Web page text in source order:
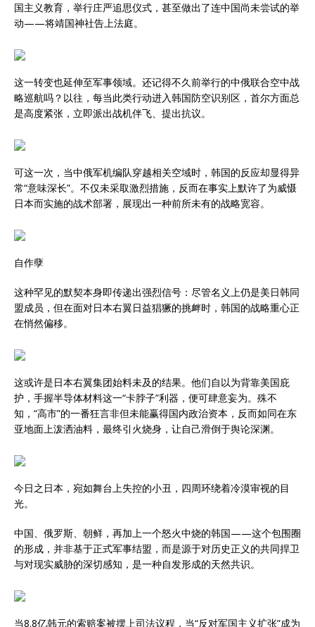
国主义教育，举行庄严追思仪式，甚至做出了连中国尚未尝试的举
动——将靖国神社告上法庭。
这一转变也延伸至军事领域。还记得不久前举行的中俄联合空中战
略巡航吗？以往，每当此类行动进入韩国防空识别区，首尔方面总
是高度紧张，立即派出战机伴飞、提出抗议。
可这一次，当中俄军机编队穿越相关空域时，韩国的反应却显得异
常“意味深长”。不仅未采取激烈措施，反而在事实上默许了为威慑
日本而实施的战术部署，展现出一种前所未有的战略宽容。
自作孽
这种罕见的默契本身即传递出强烈信号：尽管名义上仍是美日韩同
盟成员，但在面对日本右翼日益猖獗的挑衅时，韩国的战略重心正
在悄然偏移。
这或许是日本右翼集团始料未及的结果。他们自以为背靠美国庇
护，手握半导体材料这一“卡脖子”利器，便可肆意妄为。殊不
知，“高市”的一番狂言非但未能赢得国内政治资本，反而如同在东
亚地面上泼洒油料，最终引火烧身，让自己滑倒于舆论深渊。
今日之日本，宛如舞台上失控的小丑，四周环绕着冷漠审视的目
光。
中国、俄罗斯、朝鲜，再加上一个怒火中烧的韩国——这个包围圈
的形成，并非基于正式军事结盟，而是源于对历史正义的共同捍卫
与对现实威胁的深切感知，是一种自发形成的天然共识。
当8.8亿韩元的索赔案被摆上司法议程，当“反对军国主义扩张”成为